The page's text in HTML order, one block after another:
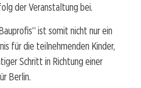
der Veranstaltung bei.
ist somit nicht nur ein
für die teilnehmenden Kinder,
Schritt in Richtung einer
Berlin.